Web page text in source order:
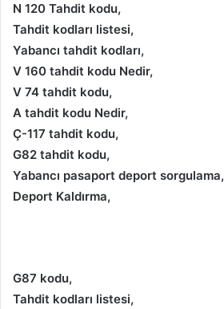
N 120 Tahdit kodu,
Tahdit kodları listesi,
Yabancı tahdit kodları,
V 160 tahdit kodu Nedir,
V 74 tahdit kodu,
A tahdit kodu Nedir,
Ç-117 tahdit kodu,
G82 tahdit kodu,
Yabancı pasaport deport sorgulama,
Deport Kaldırma,
G87 kodu,
Tahdit kodları listesi,